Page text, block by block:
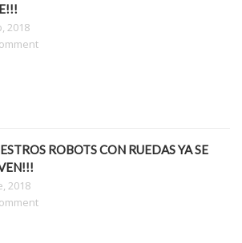
2018
ROBOTS CON RUEDAS YA SE
2018